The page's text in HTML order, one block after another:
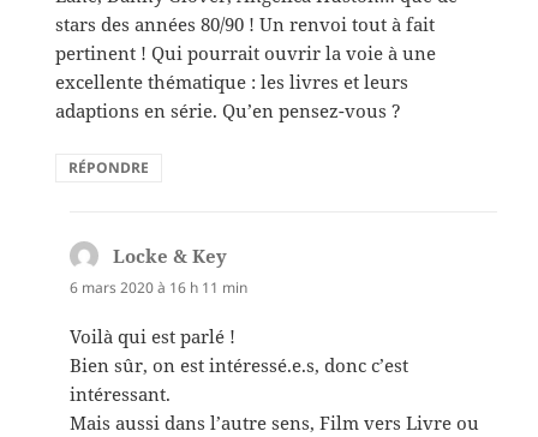
stars des années 80/90 ! Un renvoi tout à fait
pertinent ! Qui pourrait ouvrir la voie à une
excellente thématique : les livres et leurs
adaptions en série. Qu’en pensez-vous ?
RÉPONDRE
Locke & Key
6 mars 2020 à 16 h 11 min
Voilà qui est parlé !
Bien sûr, on est intéressé.e.s, donc c’est
intéressant.
Mais aussi dans l’autre sens, Film vers Livre ou